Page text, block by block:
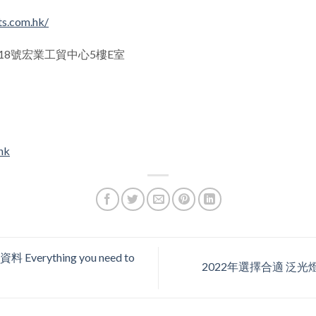
號宏業工貿中心5樓E室
料 Everything you need to
2022年選擇合適 泛光